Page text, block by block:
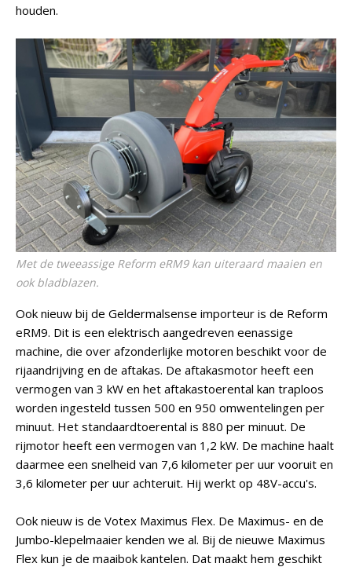
houden.
Met de tweeassige Reform eRM9 kan uiteraard maaien en
ook bladblazen.
Ook nieuw bij de Geldermalsense importeur is de Reform
eRM9. Dit is een elektrisch aangedreven eenassige
machine, die over afzonderlijke motoren beschikt voor de
rijaandrijving en de aftakas. De aftakasmotor heeft een
vermogen van 3 kW en het aftakastoerental kan traploos
worden ingesteld tussen 500 en 950 omwentelingen per
minuut. Het standaardtoerental is 880 per minuut. De
rijmotor heeft een vermogen van 1,2 kW. De machine haalt
daarmee een snelheid van 7,6 kilometer per uur vooruit en
3,6 kilometer per uur achteruit. Hij werkt op 48V-accu's.
Ook nieuw is de Votex Maximus Flex. De Maximus- en de
Jumbo-klepelmaaier kenden we al. Bij de nieuwe Maximus
Flex kun je de maaibok kantelen. Dat maakt hem geschikt